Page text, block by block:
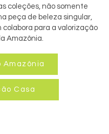
coleções, não somente
peça de beleza singular,
colabora para a valorização
Amazônia.
Amazônia
Casa